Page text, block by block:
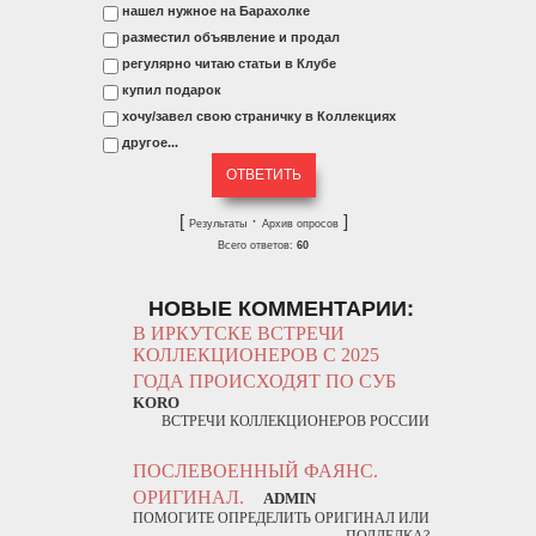
нашел нужное на Барахолке
разместил объявление и продал
регулярно читаю статьи в Клубе
купил подарок
хочу/завел свою страничку в Коллекциях
другое...
[ Результаты· Архив опросов]
Всего ответов: 60
НОВЫЕ КОММЕНТАРИИ:
В ИРКУТСКЕ ВСТРЕЧИ
КОЛЛЕКЦИОНЕРОВ С 2025
ГОДА ПРОИСХОДЯТ ПО СУБ
KORO
ВСТРЕЧИ КОЛЛЕКЦИОНЕРОВ РОССИИ
ПОСЛЕВОЕННЫЙ ФАЯНС.
ОРИГИНАЛ.
ADMIN
ПОМОГИТЕ ОПРЕДЕЛИТЬ ОРИГИНАЛ ИЛИ